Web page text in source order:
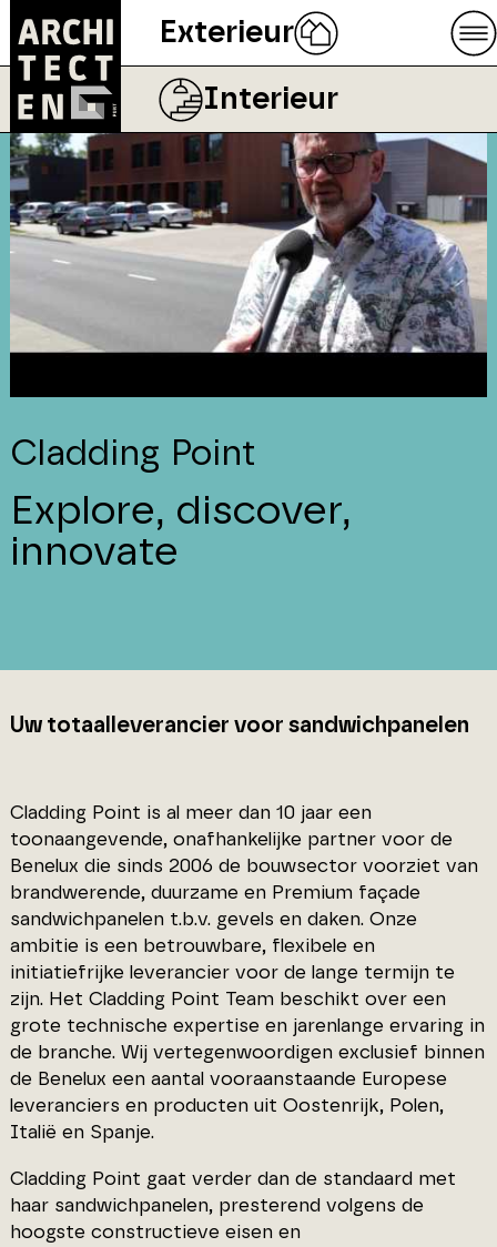
Exterieur
Interieur
Cladding Point
Explore, discover,
innovate
Uw totaalleverancier voor sandwichpanelen
Cladding Point is al meer dan 10 jaar een
toonaangevende, onafhankelijke partner voor de
Benelux die sinds 2006 de bouwsector voorziet van
brandwerende, duurzame en Premium façade
sandwichpanelen t.b.v. gevels en daken. Onze
ambitie is een betrouwbare, flexibele en
initiatiefrijke leverancier voor de lange termijn te
zijn. Het Cladding Point Team beschikt over een
grote technische expertise en jarenlange ervaring in
de branche. Wij vertegenwoordigen exclusief binnen
de Benelux een aantal vooraanstaande Europese
leveranciers en producten uit Oostenrijk, Polen,
Italië en Spanje.
Cladding Point gaat verder dan de standaard met
haar sandwich­panelen, presterend volgens de
hoogste constructieve eisen en